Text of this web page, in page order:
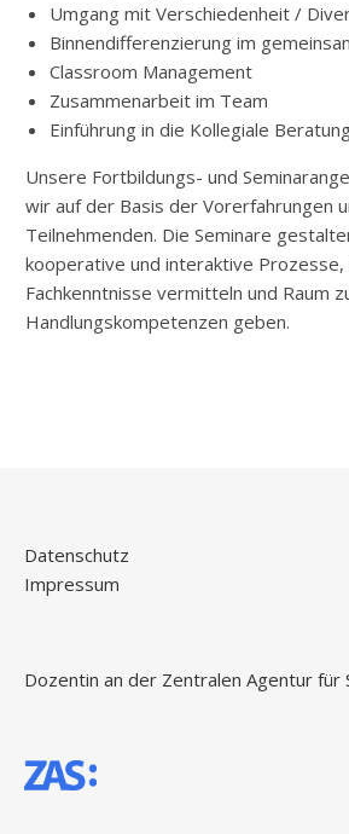
Umgang mit Verschiedenheit /
Binnendifferenzierung im
Classroom Management
Zusammenarbeit im Team
Einführung in die Kollegiale
Unsere Fortbildungs- und
wir auf der Basis der Vorerfahrungen
Teilnehmenden. Die Seminare
kooperative und interaktive Prozesse,
Fachkenntnisse vermitteln und Raum
Handlungskompetenzen geben.
Datenschutz
Impressum
Dozentin an der Zentralen Agentur für